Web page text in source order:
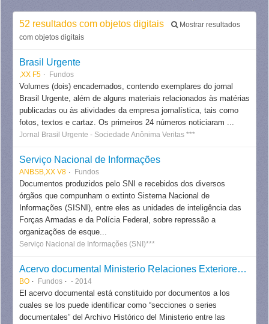
52 resultados com objetos digitais
Mostrar resultados
com objetos digitais
Brasil Urgente
,XX F5 Fundos
Volumes (dois) encadernados, contendo exemplares do jornal
Brasil Urgente, além de alguns materiais relacionados às matérias
publicadas ou às atividades da empresa jornalística, tais como
fotos, textos e cartaz. Os primeiros 24 números noticiaram ...
Jornal Brasil Urgente - Sociedade Anônima Veritas ***
Serviço Nacional de Informações
ANBSB,XX V8 Fundos
Documentos produzidos pelo SNI e recebidos dos diversos
órgãos que compunham o extinto Sistema Nacional de
Informações (SISNI), entre eles as unidades de inteligência das
Forças Armadas e da Polícia Federal, sobre repressão a
organizações de esque...
Serviço Nacional de Informações (SNI)***
Acervo documental Ministerio Relaciones Exteriores - Bolivia
BO Fundos - 2014
El acervo documental está constituido por documentos a los
cuales se los puede identificar como “secciones o series
documentales” del Archivo Histórico del Ministerio entre las